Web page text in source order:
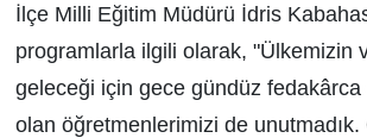
İlçe Milli Eğitim Müdürü İdris
programlarla ilgili olarak, "Ülkemizin
geleceği için gece gündüz fedakârca
olan öğretmenlerimizi de unutmadık.